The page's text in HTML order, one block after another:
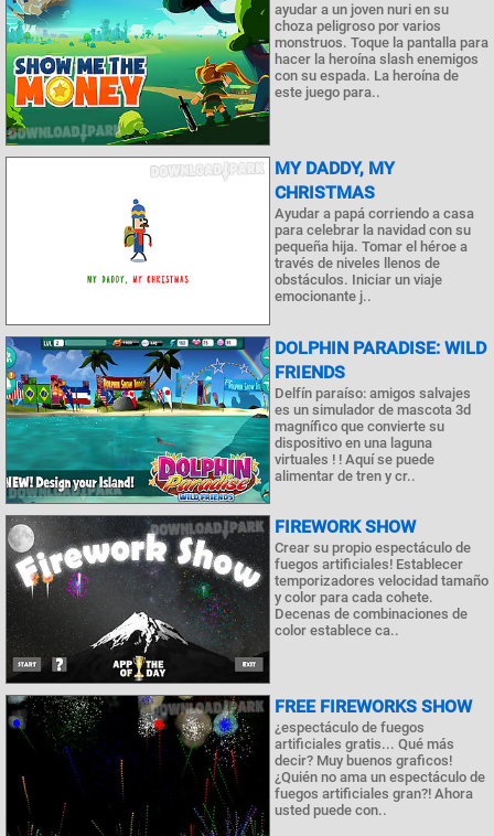
ayudar a un joven nuri en su
choza peligroso por varios
monstruos. Toque la pantalla para
hacer la heroína slash enemigos
con su espada. La heroína de
este juego para..
MY DADDY, MY
CHRISTMAS
Ayudar a papá corriendo a casa
para celebrar la navidad con su
pequeña hija. Tomar el héroe a
través de niveles llenos de
obstáculos. Iniciar un viaje
emocionante j..
DOLPHIN PARADISE: WILD
FRIENDS
Delfín paraíso: amigos salvajes
es un simulador de mascota 3d
magnífico que convierte su
dispositivo en una laguna
virtuales ! ! Aquí se puede
alimentar de tren y cr..
FIREWORK SHOW
Crear su propio espectáculo de
fuegos artificiales! Establecer
temporizadores velocidad tamaño
y color para cada cohete.
Decenas de combinaciones de
color establece ca..
FREE FIREWORKS SHOW
¿espectáculo de fuegos
artificiales gratis... Qué más
decir? Muy buenos graficos!
¿Quién no ama un espectáculo de
fuegos artificiales gran?! Ahora
usted puede con..